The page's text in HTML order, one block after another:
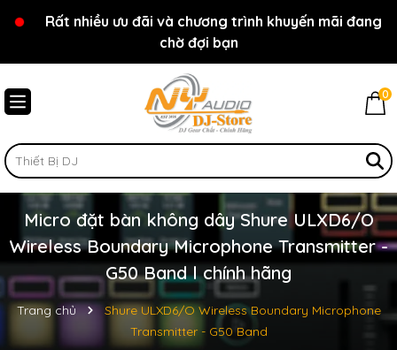
Chào mừng bạn đến với cửa hàng NY Audio - DJ
Store
Rất nhiều ưu đãi và chương trình khuyến mãi đang
chờ đợi bạn
0
Micro đặt bàn không dây Shure ULXD6/O
Wireless Boundary Microphone Transmitter -
G50 Band l chính hãng
Trang chủ
Shure ULXD6/O Wireless Boundary Microphone
Transmitter - G50 Band